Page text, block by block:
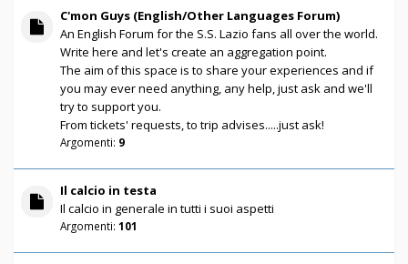
C'mon Guys (English/Other Languages Forum)
An English Forum for the S.S. Lazio fans all over the world.
Write here and let's create an aggregation point.
The aim of this space is to share your experiences and if
you may ever need anything, any help, just ask and we'll
try to support you.
From tickets' requests, to trip advises.....just ask!
Argomenti: 9
Il calcio in testa
Il calcio in generale in tutti i suoi aspetti
Argomenti: 101